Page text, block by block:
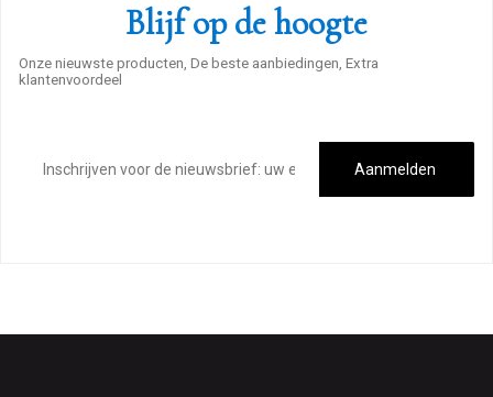
Blijf op de hoogte
Onze nieuwste producten, De beste aanbiedingen, Extra
klantenvoordeel
mailadres
Aanmelden